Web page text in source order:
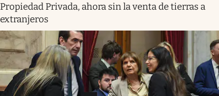
Propiedad Privada, ahora sin la venta de tierras a
extranjeros